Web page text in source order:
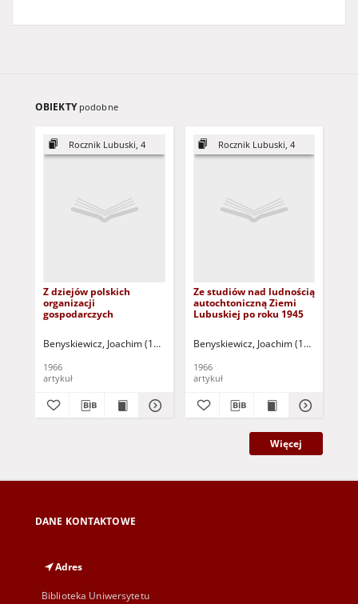
OBIEKTY podobne
Rocznik Lubuski, 4
Z dziejów polskich
organizacji
gospodarczych
Benyskiewicz, Joachim (1936-2011) Sauter, Wiesław (1905-1996) - red.
1966
artykuł
Rocznik Lubuski, 4
Ze studiów nad ludnością
autochtoniczną Ziemi
Lubuskiej po roku 1945
Benyskiewicz, Joachim (1936-2011)
1966
artykuł
Więcej
DANE KONTAKTOWE
Adres
Biblioteka Uniwersytetu